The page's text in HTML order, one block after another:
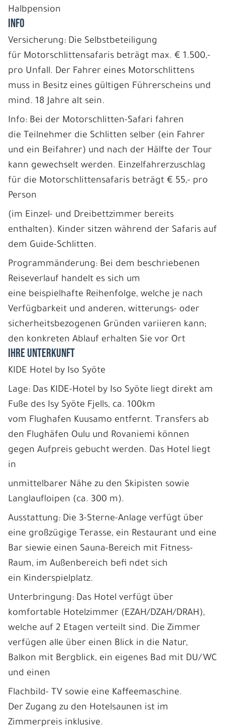
Halbpension
INFO
Versicherung: Die Selbstbeteiligung
für Motorschlittensafaris beträgt max. € 1.500,-
pro Unfall. Der Fahrer eines Motorschlittens
muss in Besitz eines gültigen Führerscheins und
mind. 18 Jahre alt sein.
Info: Bei der Motorschlitten-Safari fahren
die Teilnehmer die Schlitten selber (ein Fahrer
und ein Beifahrer) und nach der Hälfte der Tour
kann gewechselt werden. Einzelfahrerzuschlag
für die Motorschlittensafaris beträgt € 55,- pro
Person
(im Einzel- und Dreibettzimmer bereits
enthalten). Kinder sitzen während der Safaris auf
dem Guide-Schlitten.
Programmänderung: Bei dem beschriebenen
Reiseverlauf handelt es sich um
eine beispielhafte Reihenfolge, welche je nach
Verfügbarkeit und anderen, witterungs- oder
sicherheitsbezogenen Gründen variieren kann;
den konkreten Ablauf erhalten Sie vor Ort
IHRE UNTERKUNFT
KIDE Hotel by Iso Syöte
Lage: Das KIDE-Hotel by Iso Syöte liegt direkt am
Fuße des Isy Syöte Fjells, ca. 100km
vom Flughafen Kuusamo entfernt. Transfers ab
den Flughäfen Oulu und Rovaniemi können
gegen Aufpreis gebucht werden. Das Hotel liegt
in
unmittelbarer Nähe zu den Skipisten sowie
Langlaufloipen (ca. 300 m).
Ausstattung: Die 3-Sterne-Anlage verfügt über
eine großzügige Terasse, ein Restaurant und eine
Bar siewie einen Sauna-Bereich mit Fitness-
Raum, im Außenbereich befi ndet sich
ein Kinderspielplatz.
Unterbringung: Das Hotel verfügt über
komfortable Hotelzimmer (EZAH/DZAH/DRAH),
welche auf 2 Etagen verteilt sind. Die Zimmer
verfügen alle über einen Blick in die Natur,
Balkon mit Bergblick, ein eigenes Bad mit DU/WC
und einen
Flachbild- TV sowie eine Kaffeemaschine.
Der Zugang zu den Hotelsaunen ist im
Zimmerpreis inklusive.